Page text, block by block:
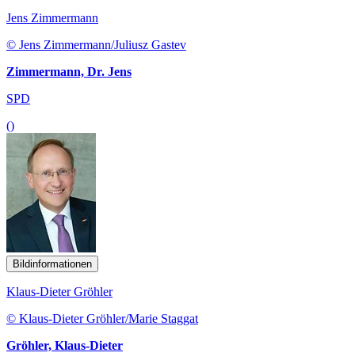
Jens Zimmermann
© Jens Zimmermann/Juliusz Gastev
Zimmermann, Dr. Jens
SPD
()
Bildinformationen
Klaus-Dieter Gröhler
© Klaus-Dieter Gröhler/Marie Staggat
Gröhler, Klaus-Dieter